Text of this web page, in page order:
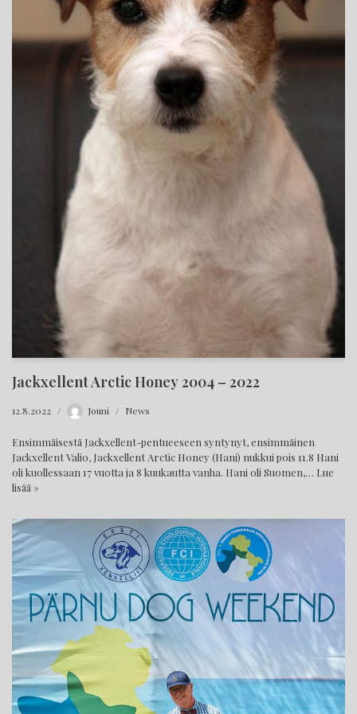
Jackxellent Arctic Honey 2004 – 2022
12.8.2022 Jouni News
Ensimmäisestä Jackxellent-pentueeseen syntynyt, ensimmäinen
Jackxellent Valio, Jackxellent Arctic Honey (Hani) nukkui pois 11.8 Hani
oli kuollessaan 17 vuotta ja 8 kuukautta vanha. Hani oli Suomen,… Lue
lisää »